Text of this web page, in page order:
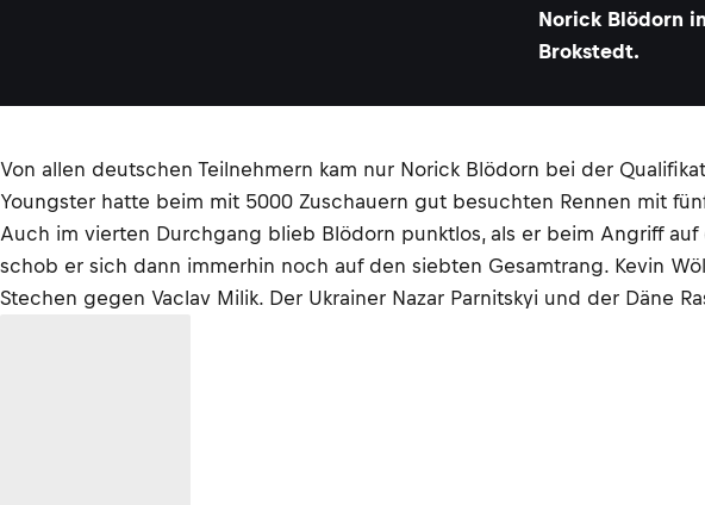
Norick Blödorn in
Brokstedt.
Von allen deutschen Teilnehmern kam nur Norick Blödorn bei der
Youngster hatte beim mit 5000 Zuschauern gut besuchten Rennen mit
Auch im vierten Durchgang blieb Blödorn punktlos, als er beim Angriff
schob er sich dann immerhin noch auf den siebten Gesamtrang. Kevin
Stechen gegen Vaclav Milik. Der Ukrainer Nazar Parnitskyi und der Däne